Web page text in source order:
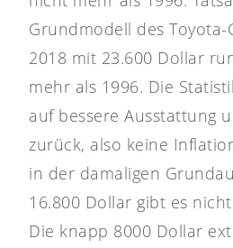
Grundmodell des Toyota-
2018 mit 23.600 Dollar
mehr als 1996. Die
auf bessere Ausstattung
zurück, also keine
in der damaligen
16.800 Dollar gibt es
Die knapp 8000 Dollar